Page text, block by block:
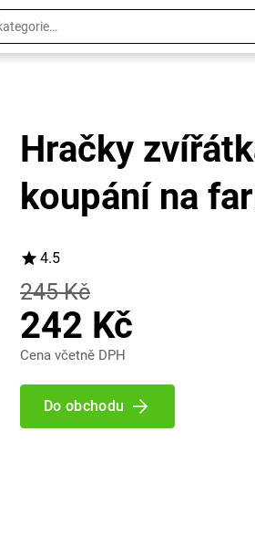
Hračky
koupání na
4.5
245 Kč
242 Kč
Cena včetně DPH
Do obchodu